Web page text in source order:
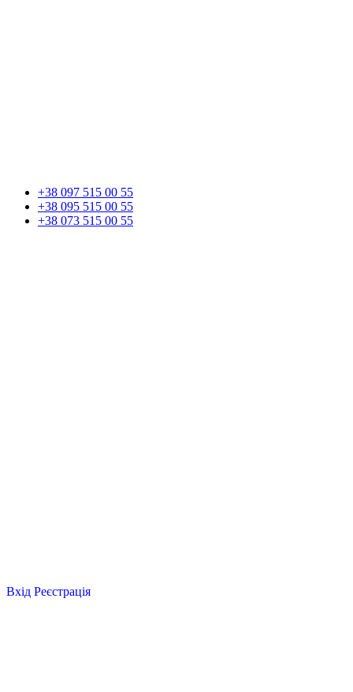
+38 097 515 00 55
+38 095 515 00 55
+38 073 515 00 55
Вхід Реєстрація